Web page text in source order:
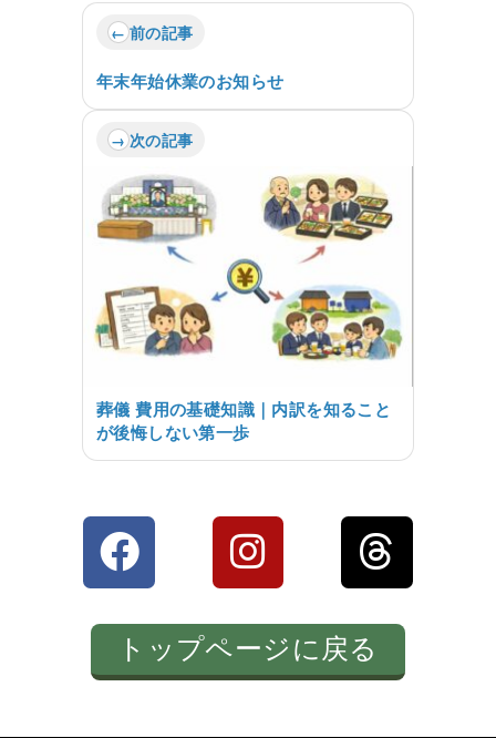
前の記事
年末年始休業のお知らせ
次の記事
葬儀 費用の基礎知識｜内訳を知ること
が後悔しない第一歩
トップページに戻る